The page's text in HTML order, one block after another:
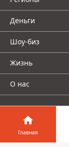
Деньги
Шоу-биз
Жизнь
О нас
Главная